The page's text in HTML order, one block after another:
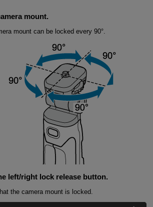
mount.
mount can be locked every 90°.
left/right lock release button.
the camera mount is locked.